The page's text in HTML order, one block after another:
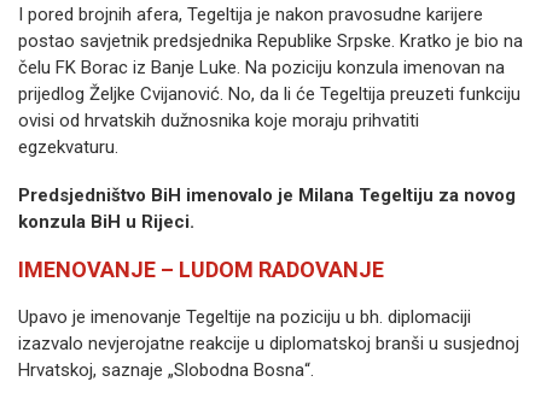
I pored brojnih afera, Tegeltija je nakon pravosudne karijere
postao savjetnik predsjednika Republike Srpske. Kratko je bio na
čelu FK Borac iz Banje Luke. Na poziciju konzula imenovan na
prijedlog Željke Cvijanović. No, da li će Tegeltija preuzeti funkciju
ovisi od hrvatskih dužnosnika koje moraju prihvatiti
egzekvaturu.
Predsjedništvo BiH imenovalo je Milana Tegeltiju za novog
konzula BiH u Rijeci.
IMENOVANJE – LUDOM RADOVANJE
Upavo je imenovanje Tegeltije na poziciju u bh. diplomaciji
izazvalo nevjerojatne reakcije u diplomatskoj branši u susjednoj
Hrvatskoj, saznaje „Slobodna Bosna“.